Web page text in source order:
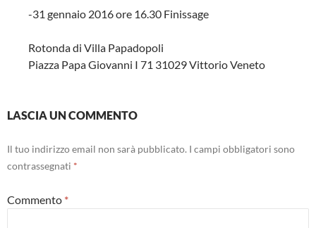
-31 gennaio 2016 ore 16.30 Finissage
Rotonda di Villa Papadopoli
Piazza Papa Giovanni I 71 31029 Vittorio Veneto
LASCIA UN COMMENTO
Il tuo indirizzo email non sarà pubblicato. I campi obbligatori sono
contrassegnati *
Commento *